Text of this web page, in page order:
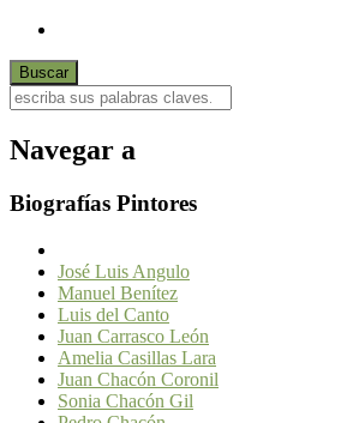
Navegar a
Biografías Pintores
José Luis Angulo
Manuel Benítez
Luis del Canto
Juan Carrasco León
Amelia Casillas Lara
Juan Chacón Coronil
Sonia Chacón Gil